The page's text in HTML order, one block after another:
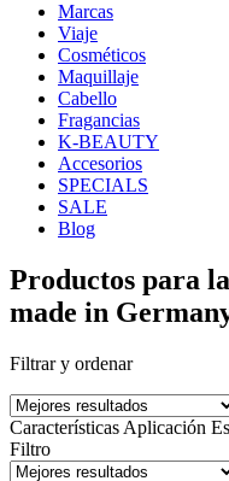
Marcas
Viaje
Cosméticos
Maquillaje
Cabello
Fragancias
K-BEAUTY
Accesorios
SPECIALS
SALE
Blog
Productos para
made in
Filtrar y ordenar
Características Aplicación
Filtro